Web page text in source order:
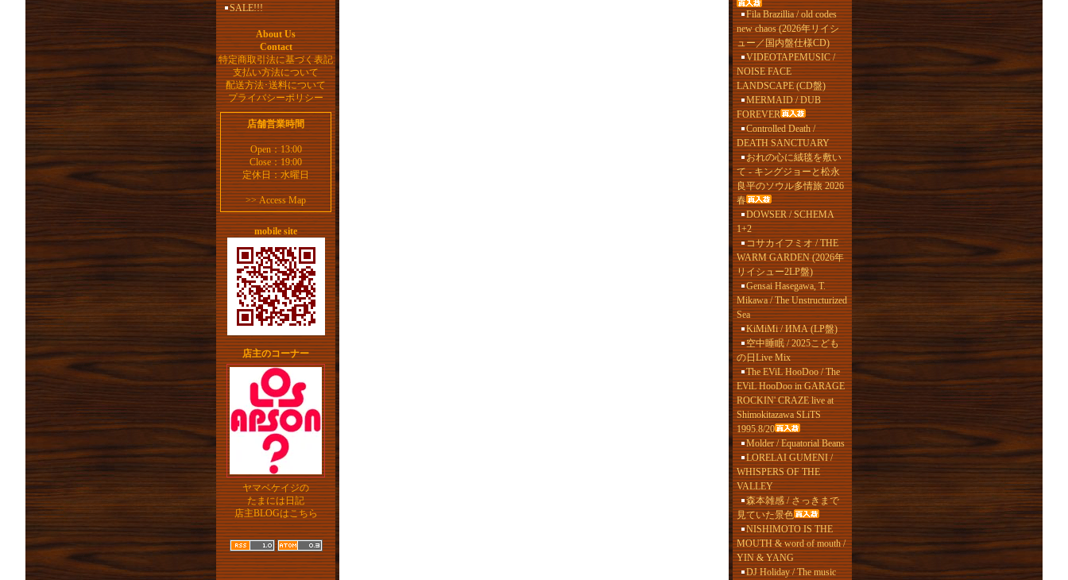
SALE!!!
About Us
Contact
特定商取引法に基づく表記
支払い方法について
配送方法･送料について
プライバシーポリシー
店舗営業時間
Open：13:00
Close：19:00
定休日：水曜日
>>Access Map
mobile site
店主のコーナー
ヤマベケイジの
たまには日記
店主BLOGはこちら
Fila Brazillia / old codes
new chaos (2026年リイシ
ュー／国内盤仕様CD)
VIDEOTAPEMUSIC /
NOISE FACE
LANDSCAPE (CD盤)
MERMAID / DUB
FOREVER
Controlled Death /
DEATH SANCTUARY
おれの心に絨毯を敷い
て - キングジョーと松永
良平のソウル多情旅 2026
春
DOWSER / SCHEMA
1+2
コサカイフミオ / THE
WARM GARDEN (2026年
リイシュー2LP盤)
Gensai Hasegawa, T.
Mikawa / The Unstructurized
Sea
KiMiMi / ИМА (LP盤)
空中睡眠 / 2025こども
の日Live Mix
The EViL HooDoo / The
EViL HooDoo in GARAGE
ROCKIN' CRAZE live at
Shimokitazawa SLiTS
1995.8/20
Molder / Equatorial Beans
LORELAI GUMENI /
WHISPERS OF THE
VALLEY
森本雑感 / さっきまで
見ていた景色
NISHIMOTO IS THE
MOUTH & word of mouth /
YIN & YANG
DJ Holiday / The music